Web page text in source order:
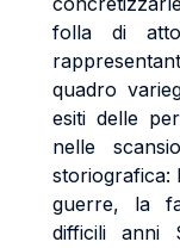
folla di
quadro
esiti delle
nelle
storiografica:
guerre, la
difficili anni